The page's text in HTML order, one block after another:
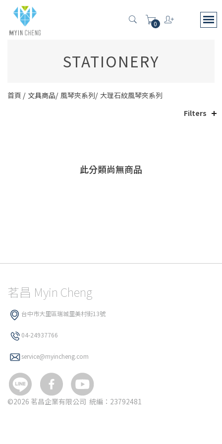
0
STATIONERY
首頁 文具商品 風琴夾系列 大理石紋風琴夾系列
Filters
此分類尚無商品
茗昌 Myin Cheng
台中市大里區瑞城里美村街13號
04-24937766
service@myincheng.com
©2026 茗昌企業有限公司 統編：23792481